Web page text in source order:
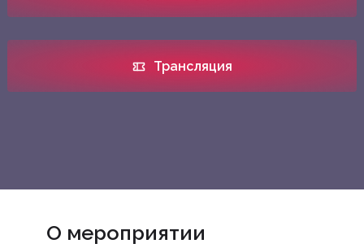
Трансляция
О мероприятии